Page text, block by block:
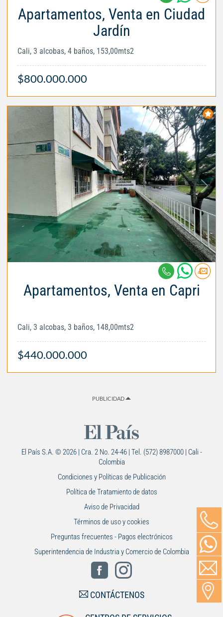
Apartamentos, Venta en Ciudad
Jardín
Cali, 3 alcobas, 4 baños, 153,00mts2
$800.000.000
Apartamentos, Venta en Capri
Cali, 3 alcobas, 3 baños, 148,00mts2
$440.000.000
PUBLICIDAD
El País S.A. © 2026 | Cra. 2 No. 24-46 | Tel. (572) 8987000 | Cali -
Colombia
Condiciones y Políticas de Publicación
Política de Tratamiento de datos
Aviso de Privacidad
Términos de uso y cookies
Preguntas frecuentes - Pagos electrónicos
Superintendencia de Industria y Comercio de Colombia
CONTÁCTENOS